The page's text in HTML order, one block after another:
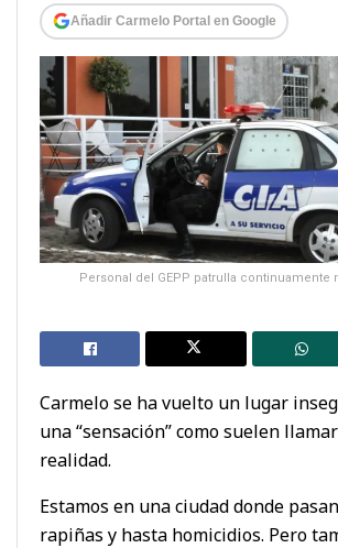
Añadir Carmelo Portal en Google
Personal del GEPP patrulla continuamente
Carmelo se ha vuelto un lugar
una “sensación” como suelen
realidad.
Estamos en una ciudad donde
rapiñas y hasta homicidios. Pero